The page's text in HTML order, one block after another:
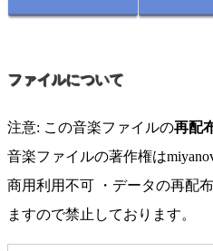
ファイルについて
注意: この音楽ファイルの再配
音楽ファイルの著作権は
商用利用不可 ・データの再配
ますので禁止しております。